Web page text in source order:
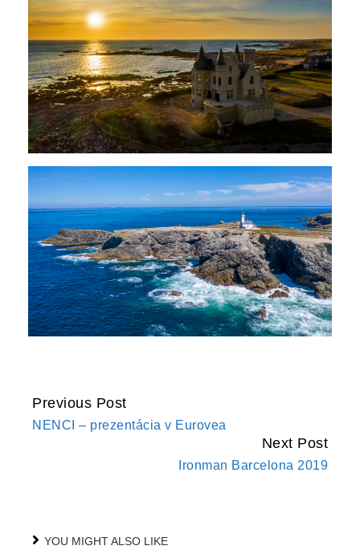
CONTINUE
READING
Previous Post
NENCI – prezentácia v Eurovea
Next Post
Ironman Barcelona 2019
YOU MIGHT ALSO LIKE